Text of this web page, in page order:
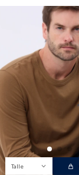
Talle